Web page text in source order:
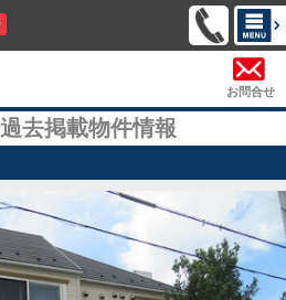
お問合せ
去掲載物件情報